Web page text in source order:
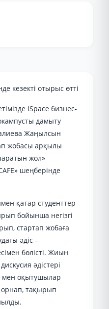
кезекті отырыс өтті
ISpace бизнес-
дамыту
Жаңылсын
жобасы арқылы
жол»
шеңберінде
қатар студенттер
бойынша негізгі
стартап жобаға
әдіс –
бөлісті. Жиын
әдістері
мен оқытушылар
тақырып